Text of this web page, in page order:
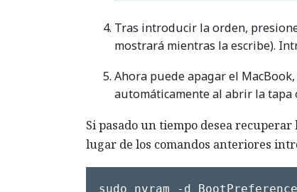
Tras introducir la orden,
mostrará mientras la escribe).
Ahora puede apagar el
automáticamente al abrir la tapa
Si pasado un tiempo desea
lugar de los comandos anteriores
sudo nvram -d BootPreference